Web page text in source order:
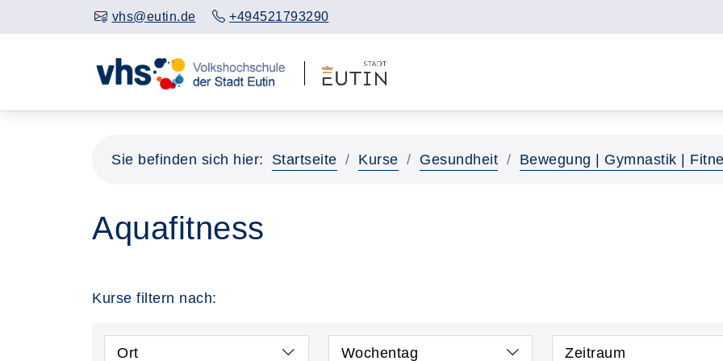
vhs@eutin.de +494521793290
Sie befinden sich hier: Startseite Kurse Gesundheit Bewegung | Gymnastik |
Aquafitness
Kurse filtern nach:
Ort Wochentag Zeitraum